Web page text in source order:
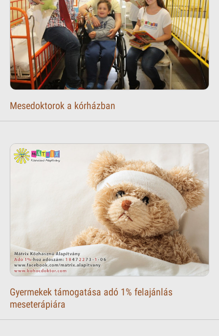
Mesedoktorok a kórházban
Gyermekek támogatása adó 1% felajánlás
meseterápiára